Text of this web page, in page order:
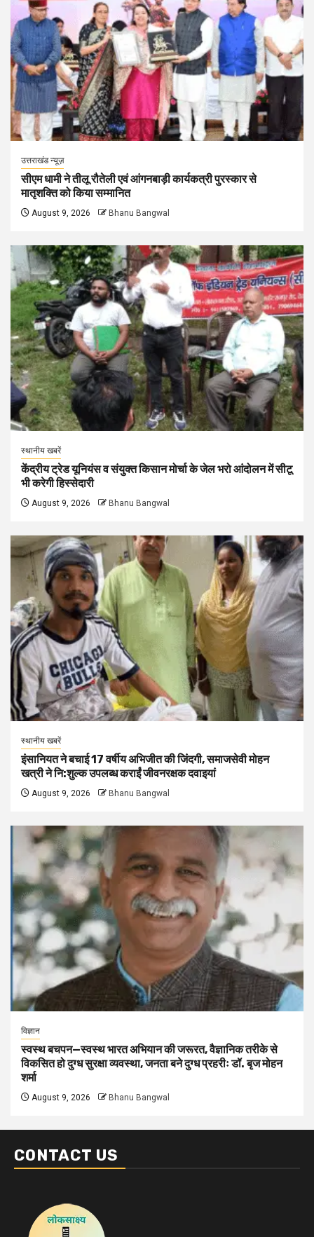
उत्तराखंड न्यूज़
सीएम धामी ने तीलू रौतेली एवं आंगनबाड़ी कार्यकत्री पुरस्कार से
मातृशक्ति को किया सम्मानित
August 9, 2026 Bhanu Bangwal
स्थानीय खबरें
केंद्रीय ट्रेड यूनियंस व संयुक्त किसान मोर्चा के जेल भरो आंदोलन में सीटू
भी करेगी हिस्सेदारी
August 9, 2026 Bhanu Bangwal
स्थानीय खबरें
इंसानियत ने बचाई 17 वर्षीय अभिजीत की जिंदगी, समाजसेवी मोहन
खत्री ने नि:शुल्क उपलब्ध कराईं जीवनरक्षक दवाइयां
August 9, 2026 Bhanu Bangwal
विज्ञान
स्वस्थ बचपन—स्वस्थ भारत अभियान की जरूरत, वैज्ञानिक तरीके से
विकसित हो दुग्ध सुरक्षा व्यवस्था, जनता बने दुग्ध प्रहरीः डॉ. बृज मोहन
शर्मा
August 9, 2026 Bhanu Bangwal
CONTACT US